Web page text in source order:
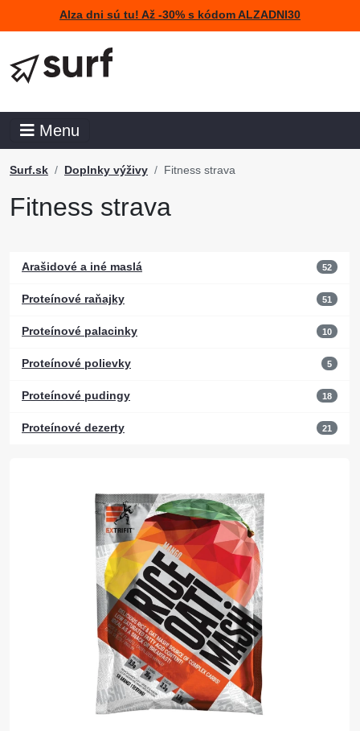
Alza dni sú tu! Až -30% s kódom ALZADNI30
Menu
Surf.sk Doplnky výživy Fitness strava
Fitness strava
Arašidové a iné maslá 52
Proteínové raňajky 51
Proteínové palacinky 10
Proteínové polievky 5
Proteínové pudingy 18
Proteínové dezerty 21